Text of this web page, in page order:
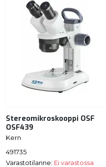
Stereomikroskooppi OSF
OSF439
Kern
491735
Varastotilanne: Ei varastossa